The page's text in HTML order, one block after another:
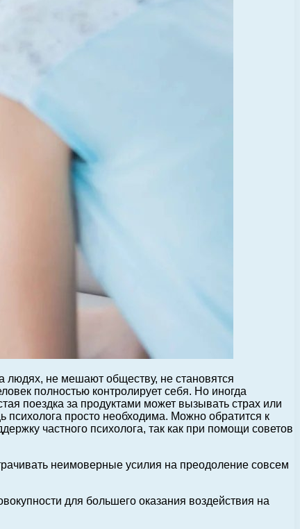
людях, не мешают обществу, не становятся
полностью контролирует себя. Но иногда
поездка за продуктами может вызывать страх или
психолога просто необходима. Можно обратится к
частного психолога, так как при помощи советов
неимоверные усилия на преодоление совсем
для большего оказания воздействия на